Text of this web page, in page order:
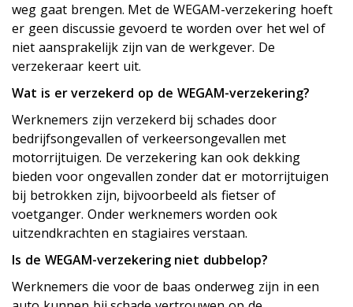
weg gaat brengen. Met de WEGAM-verzekering hoeft
er geen discussie gevoerd te worden over het wel of
niet aansprakelijk zijn van de werkgever. De
verzekeraar keert uit.
Wat is er verzekerd op de WEGAM-verzekering?
Werknemers zijn verzekerd bij schades door
bedrijfsongevallen of verkeersongevallen met
motorrijtuigen. De verzekering kan ook dekking
bieden voor ongevallen zonder dat er motorrijtuigen
bij betrokken zijn, bijvoorbeeld als fietser of
voetganger. Onder werknemers worden ook
uitzendkrachten en stagiaires verstaan.
Is de WEGAM-verzekering niet dubbelop?
Werknemers die voor de baas onderweg zijn in een